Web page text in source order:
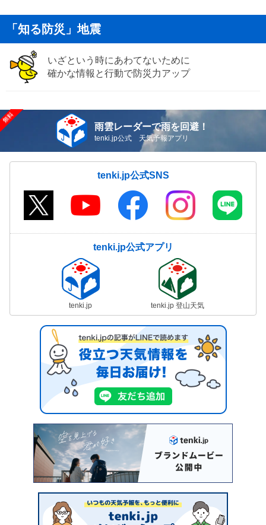
「知る防災」地震
いざという時にあわてないために
確かな情報と行動で防災力アップ
雨雲レーダーで雨を回避！
tenki.jp公式 天気予報アプリ
tenki.jp公式SNS
tenki.jp公式アプリ
tenki.jp tenki.jp 登山天気